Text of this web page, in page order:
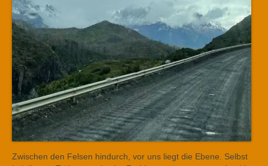
Zwischen den Felsen hindurch, vor uns liegt die Ebene. Selbst